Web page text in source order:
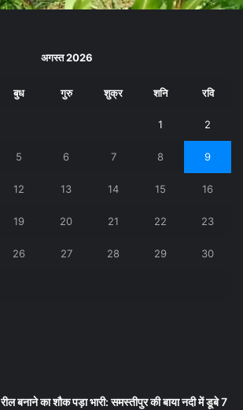
अगस्त 2026
बुध गुरु शुक्र शनि रवि
1 2
5 6 7 8 9
12 13 14 15 16
19 20 21 22 23
26 27 28 29 30
रील बनाने का शौक पड़ा भारी: समस्तीपुर की बाया नदी में डूबे 7